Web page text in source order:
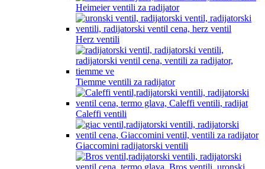
Heimeier ventili za radijator
Herz ventili
Tiemme ventili za radijator
Caleffi ventili
Giaccomini radijatorski ventili